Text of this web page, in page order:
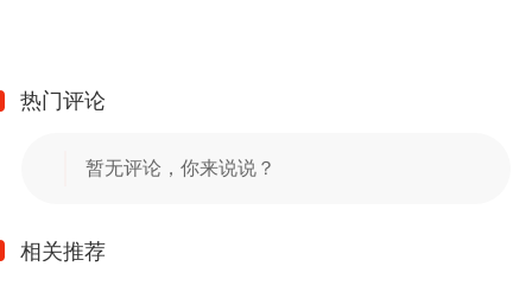
热门评论
暂无评论，你来说说？
相关推荐